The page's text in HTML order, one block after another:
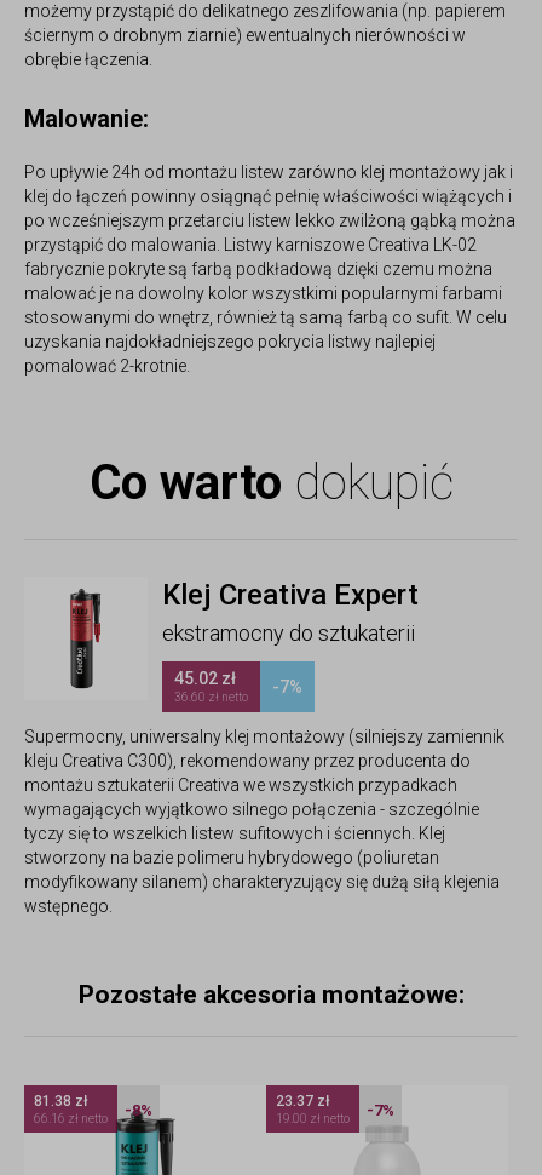
możemy przystąpić do delikatnego zeszlifowania (np. papierem
ściernym o drobnym ziarnie) ewentualnych nierówności w
obrębie łączenia.
Malowanie:
Po upływie 24h od montażu listew zarówno klej montażowy jak i
klej do łączeń powinny osiągnąć pełnię właściwości wiążących i
po wcześniejszym przetarciu listew lekko zwilżoną gąbką można
przystąpić do malowania. Listwy karniszowe Creativa LK-02
fabrycznie pokryte są farbą podkładową dzięki czemu można
malować je na dowolny kolor wszystkimi popularnymi farbami
stosowanymi do wnętrz, również tą samą farbą co sufit. W celu
uzyskania najdokładniejszego pokrycia listwy najlepiej
pomalować 2-krotnie.
Co warto dokupić
Klej Creativa Expert
ekstramocny do sztukaterii
45.02 zł
36.60 zł netto
-7%
Supermocny, uniwersalny klej montażowy (silniejszy zamiennik
kleju Creativa C300), rekomendowany przez producenta do
montażu sztukaterii Creativa we wszystkich przypadkach
wymagających wyjątkowo silnego połączenia - szczególnie
tyczy się to wszelkich listew sufitowych i ściennych. Klej
stworzony na bazie polimeru hybrydowego (poliuretan
modyfikowany silanem) charakteryzujący się dużą siłą klejenia
wstępnego.
Pozostałe akcesoria montażowe:
81.38 zł
66.16 zł netto -8% 23.37 zł
19.00 zł netto -7%